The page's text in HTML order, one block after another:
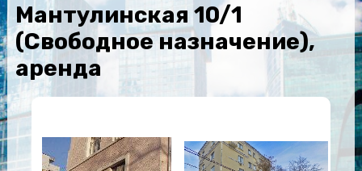
Мантулинская 10/1
(Свободное назначение),
аренда